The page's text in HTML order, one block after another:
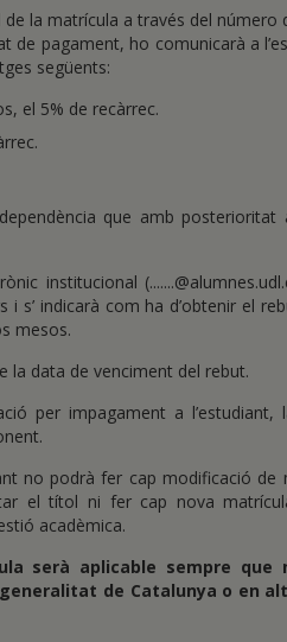
la matrícula a través del número
pagament, ho comunicarà a
següents:
el 5% de recàrrec.
que amb
institucional
s’ indicarà com ha d’obtenir el
mesos.
la data de venciment del rebut.
per impagament a l’estudiant,
no podrà fer cap modificació
el títol ni fer cap nova
acadèmica.
serà aplicable sempre que
de Catalunya o en